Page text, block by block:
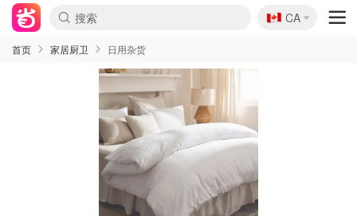
🇨🇦
CA
首页 家居厨卫 日用杂货